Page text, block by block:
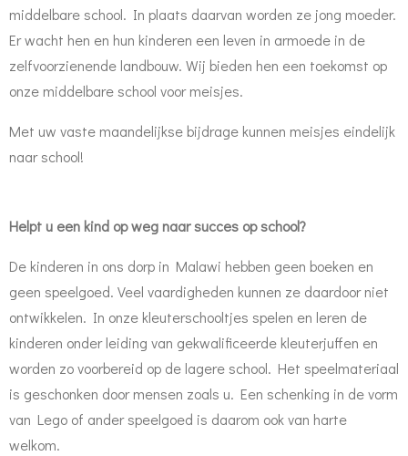
middelbare school. In plaats daarvan worden ze jong moeder.
Er wacht hen en hun kinderen een leven in armoede in de
zelfvoorzienende landbouw. Wij bieden hen een toekomst op
onze middelbare school voor meisjes.
Met uw vaste maandelijkse bijdrage kunnen meisjes eindelijk
naar school!
Helpt u een kind op weg naar succes op school?
De kinderen in ons dorp in Malawi hebben geen boeken en
geen speelgoed. Veel vaardigheden kunnen ze daardoor niet
ontwikkelen. In onze kleuterschooltjes spelen en leren de
kinderen onder leiding van gekwalificeerde kleuterjuffen en
worden zo voorbereid op de lagere school. Het speelmateriaal
is geschonken door mensen zoals u. Een schenking in de vorm
van Lego of ander speelgoed is daarom ook van harte
welkom.